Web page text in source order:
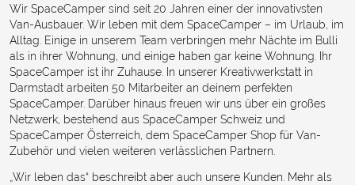
Wir SpaceCamper sind seit 20 Jahren einer der innovativsten
Van-Ausbauer. Wir leben mit dem SpaceCamper – im Urlaub, im
Alltag. Einige in unserem Team verbringen mehr Nächte im Bulli
als in ihrer Wohnung, und einige haben gar keine Wohnung. Ihr
SpaceCamper ist ihr Zuhause. In unserer Kreativwerkstatt in
Darmstadt arbeiten 50 Mitarbeiter an deinem perfekten
SpaceCamper. Darüber hinaus freuen wir uns über ein großes
Netzwerk, bestehend aus SpaceCamper Schweiz und
SpaceCamper Österreich, dem SpaceCamper Shop für Van-
Zubehör und vielen weiteren verlässlichen Partnern.
„Wir leben das“ beschreibt aber auch unsere Kunden. Mehr als